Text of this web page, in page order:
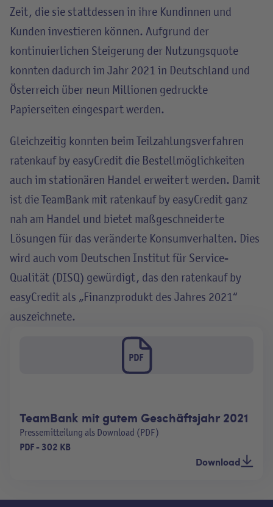
Zeit, die sie stattdessen in ihre Kundinnen und
Kunden investieren können. Aufgrund der
kontinuierlichen Steigerung der Nutzungsquote
konnten dadurch im Jahr 2021 in Deutschland und
Österreich über neun Millionen gedruckte
Papierseiten eingespart werden.
Gleichzeitig konnten beim Teilzahlungsverfahren
ratenkauf by easyCredit die Bestellmöglichkeiten
auch im stationären Handel erweitert werden. Damit
ist die TeamBank mit ratenkauf by easyCredit ganz
nah am Handel und bietet maßgeschneiderte
Lösungen für das veränderte Konsumverhalten. Dies
wird auch vom Deutschen Institut für Service-
Qualität (DISQ) gewürdigt, das den ratenkauf by
easyCredit als „Finanzprodukt des Jahres 2021“
auszeichnete.
PDF
TeamBank mit gutem Geschäftsjahr 2021
Pressemitteilung als Download (PDF)
PDF- 302 KB
Download